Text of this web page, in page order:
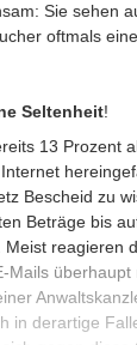
Sie sehen
oftmals
Seltenheit!
13 Prozent
Bescheid zu
Beträge bis
reagieren
Mails
in derartige